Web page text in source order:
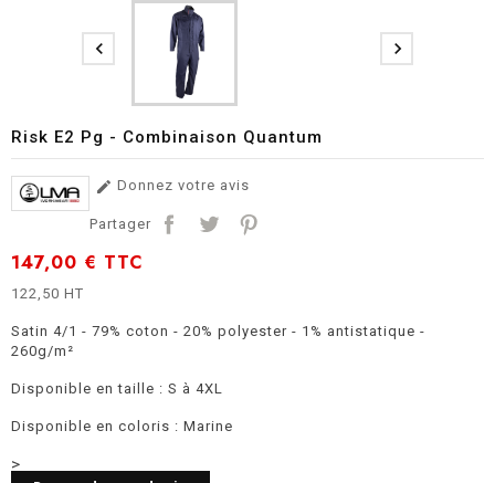
 
Risk E2 Pg - Combinaison Quantum
 Donnez votre avis
Partager
147,00 € TTC
122,50 HT
Satin 4/1 - 79% coton - 20% polyester - 1% antistatique -
260g/m²
Disponible en taille : S à 4XL
Disponible en coloris : Marine
>